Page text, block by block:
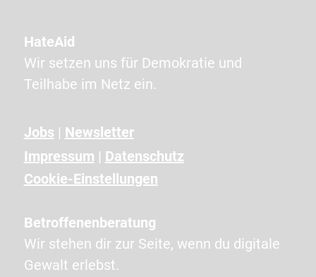
C
H
A
n
g
e
e
i
g
HateAid
Wir setzen uns für Demokratie und
Teilhabe im Netz ein.
Jobs | Newsletter
Impressum | Datenschutz
Cookie-Einstellungen
Betroffenenberatung
Wir stehen dir zur Seite, wenn du digitale
Gewalt erlebst.